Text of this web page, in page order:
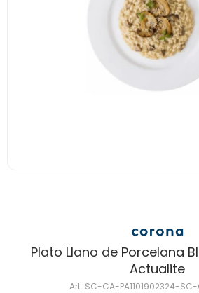
Plato Llano de Porcelana
Actualite
SC-CA-PA1101902324-SC-